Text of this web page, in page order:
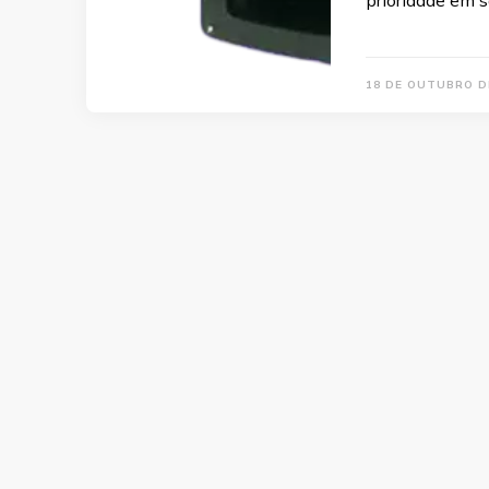
18 DE OUTUBRO